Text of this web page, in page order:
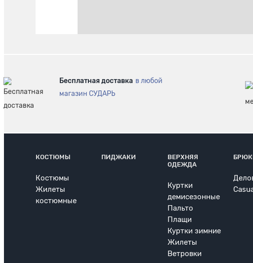
Бесплатная доставка в любой
магазин СУДАРЬ
КОСТЮМЫ
Костюмы
Жилеты
костюмные
ПИДЖАКИ
ВЕРХНЯЯ
ОДЕЖДА
Куртки
демисезонные
Пальто
Плащи
Куртки зимние
Жилеты
Ветровки